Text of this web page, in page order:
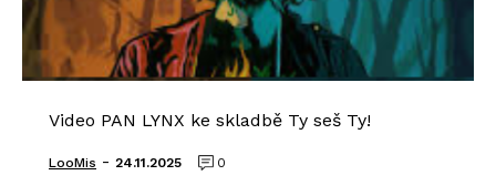
Video PAN LYNX ke skladbě Ty seš Ty!
LooMis - 24.11.2025 0